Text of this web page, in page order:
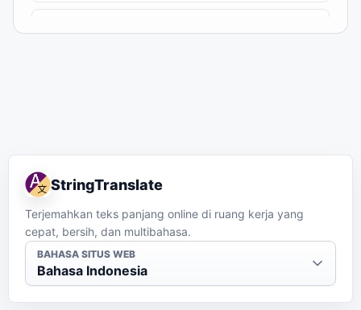
Terjemahkan Alur ke Bambara
Terjemahkan Alur ke Bashkir
Terjemahkan Alur ke Basque
StringTranslate
Terjemahkan teks panjang online di ruang kerja yang
cepat, bersih, dan multibahasa.
BAHASA SITUS WEB
Bahasa Indonesia